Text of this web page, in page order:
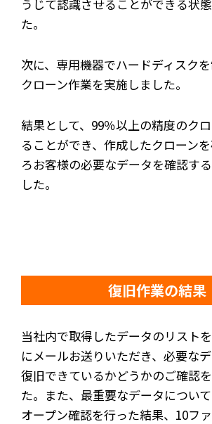
うじて認識させることができる状
た。
次に、専用機器でハードディスク
クローン作業を実施しました。
結果として、99％以上の精度のク
ることができ、作成したクローン
ろお客様の必要なデータを確認す
した。
復旧作業の結果
当社内で取得したデータのリスト
にメールお送りいただき、必要な
復旧できているかどうかのご確認
た。また、最重要なデータについ
オープン確認を行った結果、10フ